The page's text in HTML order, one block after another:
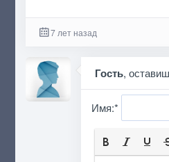
7 лет назад
Гость,
Имя:*